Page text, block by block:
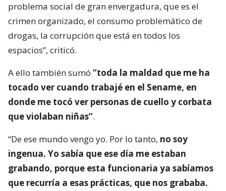
problema social de gran envergadura, que es el
crimen organizado, el consumo problemático de
drogas, la corrupción que está en todos los
espacios”, criticó.
A ello también sumó “toda la maldad que me ha
tocado ver cuando trabajé en el Sename, en
donde me tocó ver personas de cuello y corbata
que violaban niñas”.
“De ese mundo vengo yo. Por lo tanto, no soy
ingenua. Yo sabía que ese día me estaban
grabando, porque esta funcionaria ya sabíamos
que recurría a esas prácticas, que nos grababa.